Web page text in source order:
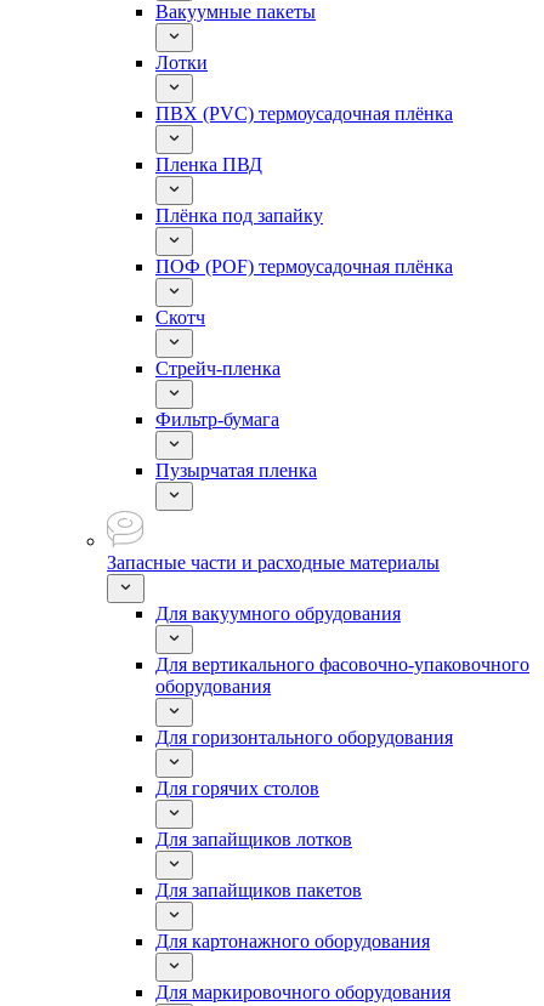
Вакуумные пакеты
Лотки
ПВХ (PVC) термоусадочная плёнка
Пленка ПВД
Плёнка под запайку
ПОФ (POF) термоусадочная плёнка
Скотч
Стрейч-пленка
Фильтр-бумага
Пузырчатая пленка
Запасные части и расходные материалы
Для вакуумного обрудования
Для вертикального фасовочно-упаковочного
оборудования
Для горизонтального оборудования
Для горячих столов
Для запайщиков лотков
Для запайщиков пакетов
Для картонажного оборудования
Для маркировочного оборудования